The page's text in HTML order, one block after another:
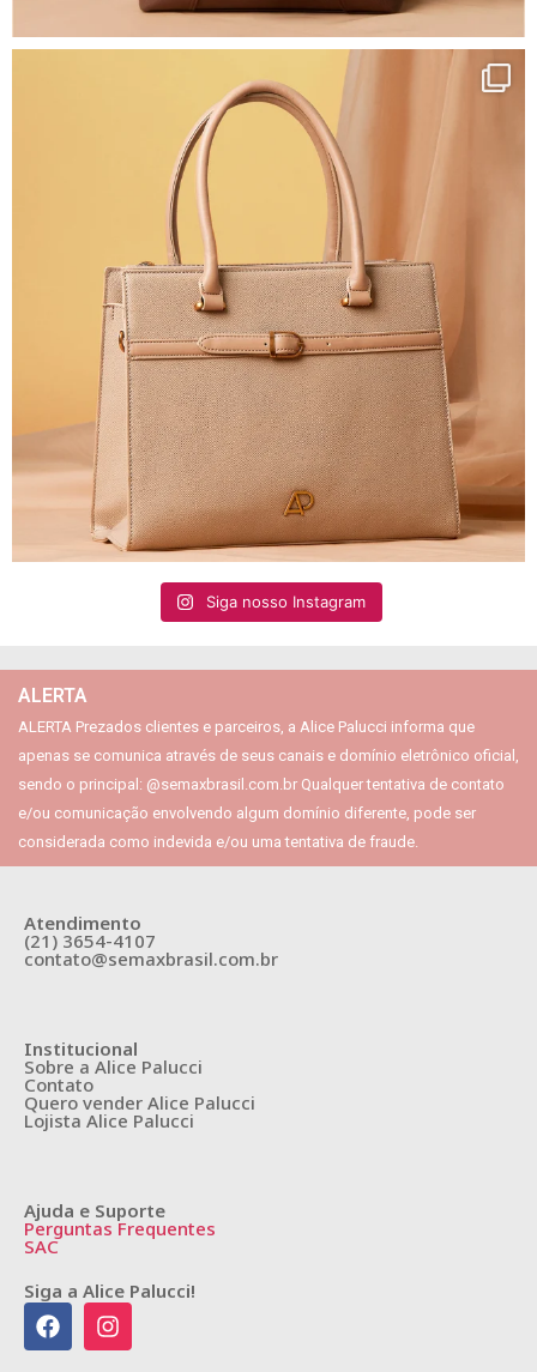
Siga nosso Instagram
ALERTA
ALERTA Prezados clientes e parceiros, a Alice Palucci informa que
apenas se comunica através de seus canais e domínio eletrônico oficial,
sendo o principal: @semaxbrasil.com.br Qualquer tentativa de contato
e/ou comunicação envolvendo algum domínio diferente, pode ser
considerada como indevida e/ou uma tentativa de fraude.
Atendimento
(21) 3654-4107
contato@semaxbrasil.com.br
Institucional
Sobre a Alice Palucci
Contato
Quero vender Alice Palucci
Lojista Alice Palucci
Ajuda e Suporte
Perguntas Frequentes
SAC
Siga a Alice Palucci!